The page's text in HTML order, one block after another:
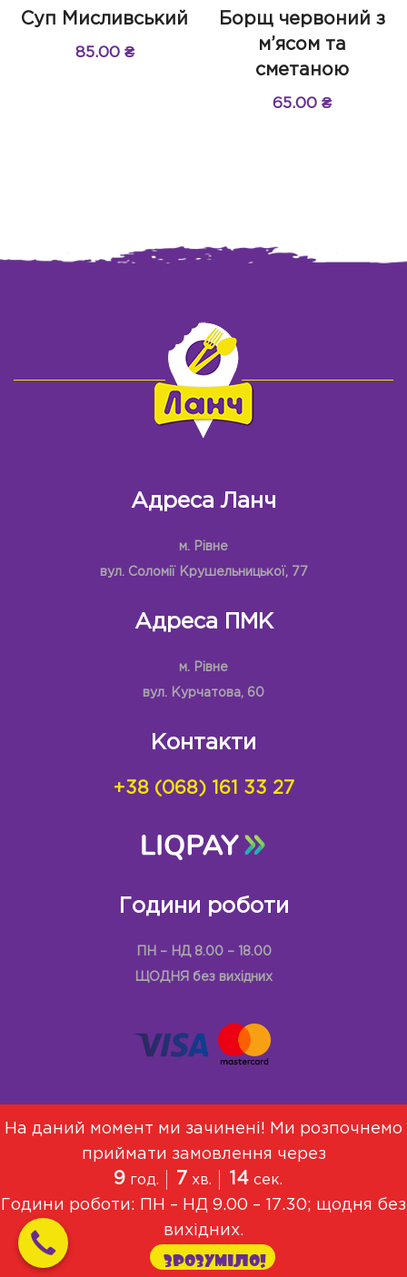
Суп Мисливський
85.00 ₴
Борщ червоний з
м’ясом та
сметаною
65.00₴
Адреса Ланч
м. Рівне
вул. Соломії Крушельницької, 77
Адреса ПМК
м. Рівне
вул. Курчатова, 60
Контакти
+38 (068) 161 33 27
Години роботи
ПН – НД 8.00 – 18.00
ЩОДНЯ без вихідних
Меню Про Нас Договір оферти
Політика конфіденційності
© 2021, Всі права захищені
На даний момент ми зачинені! Ми розпочнемо
приймати замовлення через
9 год. 7 хв. 14 сек.
Години роботи: ПН – НД 9.00 – 17.30; щодня без
вихідних.
ЗРОЗУМІЛО!